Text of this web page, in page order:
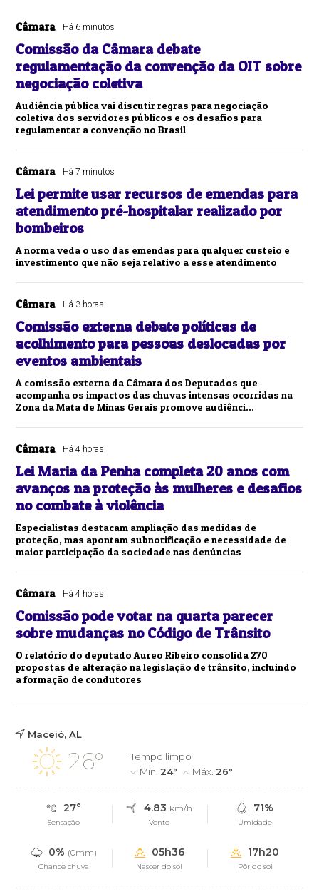
Câmara Há 6 minutos
Comissão da Câmara debate
regulamentação da convenção da OIT sobre
negociação coletiva
Audiência pública vai discutir regras para negociação
coletiva dos servidores públicos e os desafios para
regulamentar a convenção no Brasil
Câmara Há 7 minutos
Lei permite usar recursos de emendas para
atendimento pré-hospitalar realizado por
bombeiros
A norma veda o uso das emendas para qualquer custeio e
investimento que não seja relativo a esse atendimento
Câmara Há 3 horas
Comissão externa debate políticas de
acolhimento para pessoas deslocadas por
eventos ambientais
A comissão externa da Câmara dos Deputados que
acompanha os impactos das chuvas intensas ocorridas na
Zona da Mata de Minas Gerais promove audiênci...
Câmara Há 4 horas
Lei Maria da Penha completa 20 anos com
avanços na proteção às mulheres e desafios
no combate à violência
Especialistas destacam ampliação das medidas de
proteção, mas apontam subnotificação e necessidade de
maior participação da sociedade nas denúncias
Câmara Há 4 horas
Comissão pode votar na quarta parecer
sobre mudanças no Código de Trânsito
O relatório do deputado Aureo Ribeiro consolida 270
propostas de alteração na legislação de trânsito, incluindo
a formação de condutores
Maceió, AL
26°
Tempo limpo
Mín. 24° Máx. 26°
27°
Sensação
4.83 km/h
Vento
71%
Umidade
0% (0mm)
Chance chuva
05h36
Nascer do sol
17h20
Pôr do sol